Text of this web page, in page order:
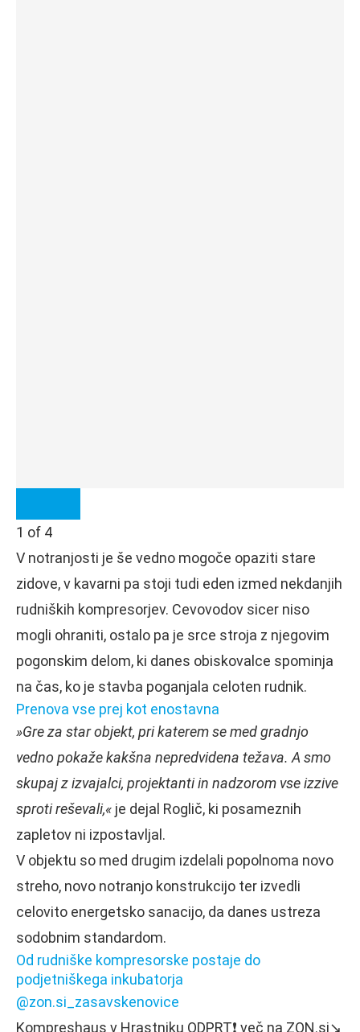
1 of 4
V notranjosti je še vedno mogoče opaziti stare
zidove, v kavarni pa stoji tudi eden izmed nekdanjih
rudniških kompresorjev. Cevovodov sicer niso
mogli ohraniti, ostalo pa je srce stroja z njegovim
pogonskim delom, ki danes obiskovalce spominja
na čas, ko je stavba poganjala celoten rudnik.
Prenova vse prej kot enostavna
»Gre za star objekt, pri katerem se med gradnjo
vedno pokaže kakšna nepredvidena težava. A smo
skupaj z izvajalci, projektanti in nadzorom vse izzive
sproti reševali,« je dejal Roglič, ki posameznih
zapletov ni izpostavljal.
V objektu so med drugim izdelali popolnoma novo
streho, novo notranjo konstrukcijo ter izvedli
celovito energetsko sanacijo, da danes ustreza
sodobnim standardom.
Od rudniške kompresorske postaje do
podjetniškega inkubatorja
@zon.si_zasavskenovice
Kompreshaus v Hrastniku ODPRT❗️ več na ZON.si↘️